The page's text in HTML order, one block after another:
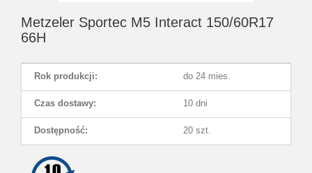
Metzeler Sportec M5 Interact 150/60R17
66H
Rok produkcji: do 24 mies.
Czas dostawy: 10 dni
Dostępność: 20 szt.